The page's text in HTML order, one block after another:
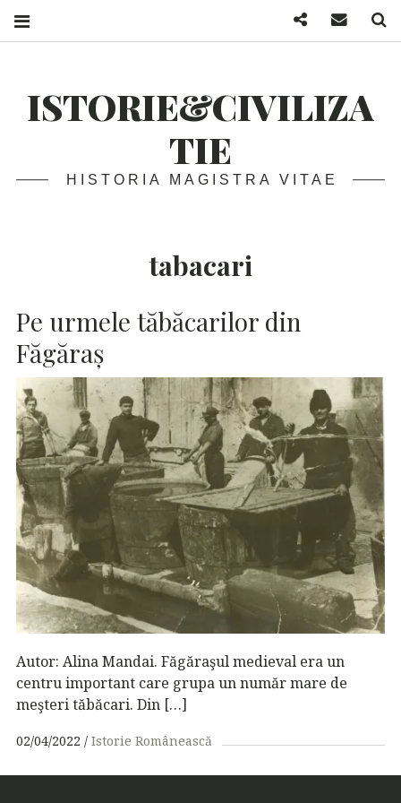
ISTORIE&CIVILIZA
TIE
HISTORIA MAGISTRA VITAE
tabacari
Pe urmele tăbăcarilor din
Făgăraș
Autor: Alina Mandai. Făgăraşul medieval era un
centru important care grupa un număr mare de
meşteri tăbăcari. Din […]
02/04/2022 Istorie Românească
FacebookMail